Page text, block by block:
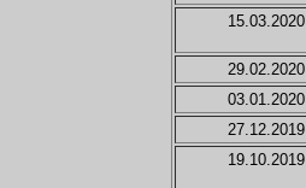
15.03.2020
29.02.2020
03.01.2020
27.12.2019
19.10.2019